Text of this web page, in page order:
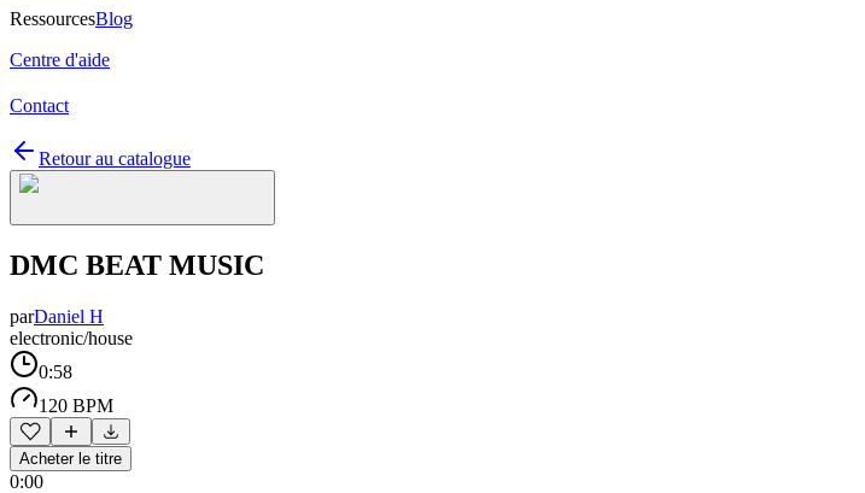
RessourcesBlog
Centre d'aide
Contact
Retour au catalogue
DMC BEAT MUSIC
parDaniel H
electronic/house
0:58
120 BPM
Acheter le titre
0:00